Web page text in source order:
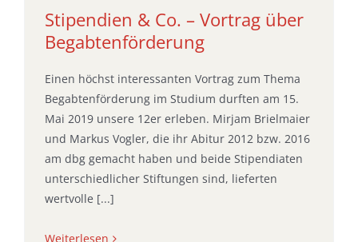
Stipendien & Co. – Vortrag über
Begabtenförderung
Einen höchst interessanten Vortrag zum Thema
Begabtenförderung im Studium durften am 15.
Mai 2019 unsere 12er erleben. Mirjam Brielmaier
und Markus Vogler, die ihr Abitur 2012 bzw. 2016
am dbg gemacht haben und beide Stipendiaten
unterschiedlicher Stiftungen sind, lieferten
wertvolle [...]
Weiterlesen